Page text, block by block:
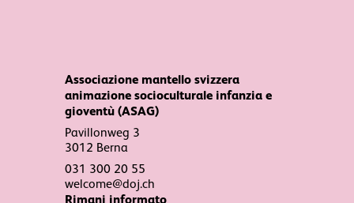
Associazione mantello svizzera
animazione socioculturale infanzia e
gioventù (ASAG)
Pavillonweg 3
3012 Berna
031 300 20 55
welcome@doj.ch
Rimani informato